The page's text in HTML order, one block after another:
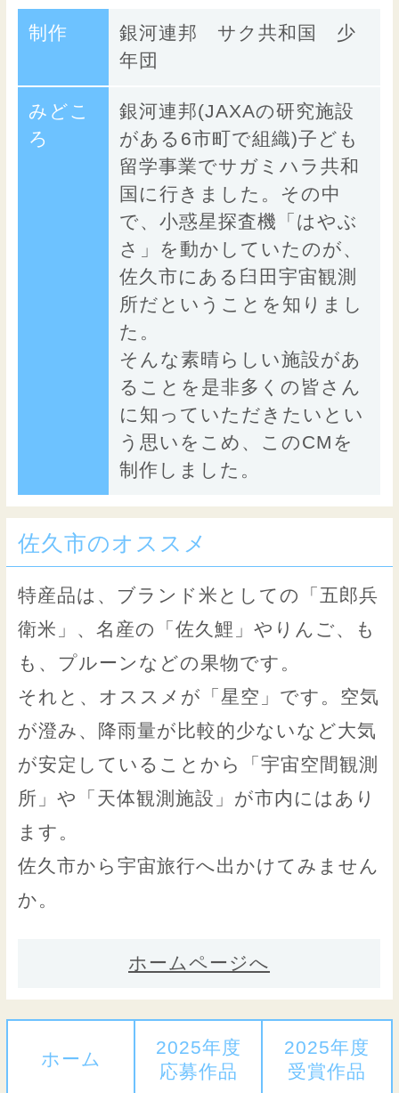
制作
銀河連邦 サク共和国 少
年団
みどこ
ろ
銀河連邦(JAXAの研究施設
がある6市町で組織)子ども
留学事業でサガミハラ共和
国に行きました。その中
で、小惑星探査機「はやぶ
さ」を動かしていたのが、
佐久市にある臼田宇宙観測
所だということを知りまし
た。
そんな素晴らしい施設があ
ることを是非多くの皆さん
に知っていただきたいとい
う思いをこめ、このCMを
制作しました。
佐久市のオススメ
特産品は、ブランド米としての「五郎兵
衛米」、名産の「佐久鯉」やりんご、も
も、プルーンなどの果物です。
それと、オススメが「星空」です。空気
が澄み、降雨量が比較的少ないなど大気
が安定していることから「宇宙空間観測
所」や「天体観測施設」が市内にはあり
ます。
佐久市から宇宙旅行へ出かけてみません
か。
ホームページへ
ホーム
2025年度
応募作品
2025年度
受賞作品